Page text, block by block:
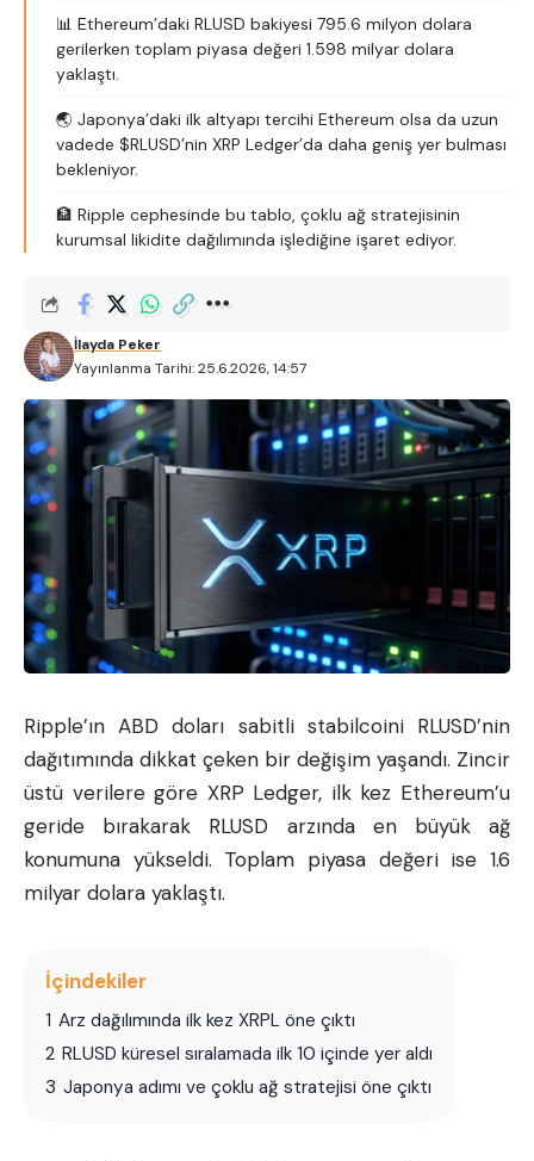
📊 Ethereum’daki RLUSD bakiyesi 795.6 milyon dolara
gerilerken toplam piyasa değeri 1.598 milyar dolara
yaklaştı.
🌏 Japonya’daki ilk altyapı tercihi Ethereum olsa da uzun
vadede $RLUSD’nin XRP Ledger’da daha geniş yer bulması
bekleniyor.
🏦 Ripple cephesinde bu tablo, çoklu ağ stratejisinin
kurumsal likidite dağılımında işlediğine işaret ediyor.
Yayınlanma Tarihi: 25.6.2026, 14:57
İlayda Peker
Ripple’ın ABD doları sabitli stabilcoini RLUSD’nin
dağıtımında dikkat çeken bir değişim yaşandı. Zincir
üstü verilere göre XRP Ledger, ilk kez Ethereum’u
geride bırakarak RLUSD arzında en büyük ağ
konumuna yükseldi. Toplam piyasa değeri ise 1.6
milyar dolara yaklaştı.
İçindekiler
1 Arz dağılımında ilk kez XRPL öne çıktı
2 RLUSD küresel sıralamada ilk 10 içinde yer aldı
3 Japonya adımı ve çoklu ağ stratejisi öne çıktı